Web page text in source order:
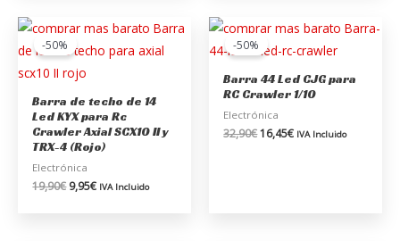
-50%
Barra de techo de 14
Led KYX para Rc
Crawler Axial SCX10 II y
TRX-4 (Rojo)
Electrónica
19,90€
El
precio
original
era:
19,90€.
9,95€
El
precio
actual
IVA Incluido
-50%
Barra 44 Led CJG para
RC Crawler 1/10
Electrónica
32,90€
El
precio
original
32,90€.
16,45€
El
precio
actual
16,45€.
IVA Incluido